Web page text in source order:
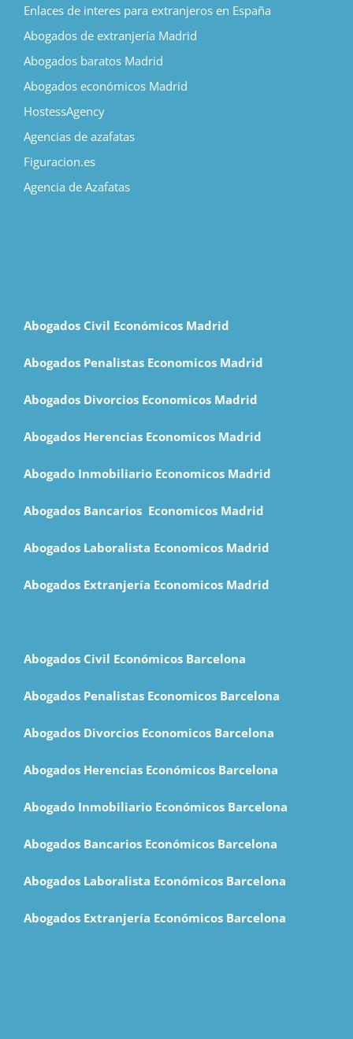
Enlaces de interes para extranjeros en España
Abogados de extranjería Madrid
Abogados baratos Madrid
Abogados económicos Madrid
HostessAgency
Agencias de azafatas
Figuracion.es
Agencia de Azafatas
Abogados Civil Económicos Madrid
Abogados Penalistas Economicos Madrid
Abogados Divorcios Economicos Madrid
Abogados Herencias Economicos Madrid
Abogado Inmobiliario Economicos Madrid
Abogados Bancarios Economicos Madrid
Abogados Laboralista Economicos Madrid
Abogados Extranjería Economicos Madrid
Abogados Civil Económicos Barcelona
Abogados Penalistas Economicos Barcelona
Abogados Divorcios Economicos Barcelona
Abogados Herencias Económicos Barcelona
Abogado Inmobiliario Económicos Barcelona
Abogados Bancarios Económicos Barcelona
Abogados Laboralista Económicos Barcelona
Abogados Extranjería Económicos Barcelona